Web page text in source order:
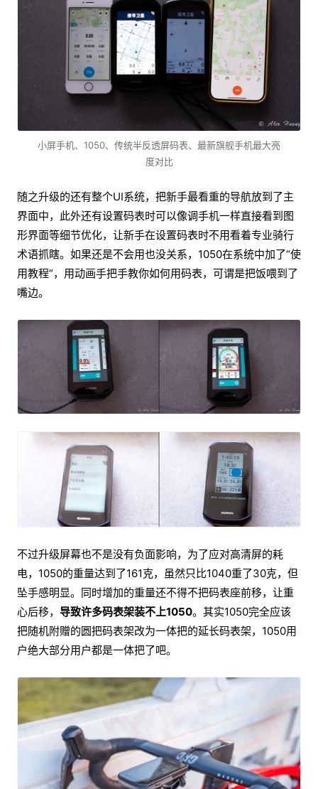
小屏手机、1050、传统半反透屏码表、最新旗舰手机最大亮
度对比
随之升级的还有整个UI系统，把新手最看重的导航放到了主
界面中，此外还有设置码表时可以像调手机一样直接看到图
形界面等细节优化，让新手在设置码表时不用看着专业骑行
术语抓瞎。如果还是不会用也没关系，1050在系统中加了“使
用教程”，用动画手把手教你如何用码表，可谓是把饭喂到了
嘴边。
不过升级屏幕也不是没有负面影响，为了应对高清屏的耗
电，1050的重量达到了161克，虽然只比1040重了30克，但
坠手感明显。同时增加的重量还不得不把码表座前移，让重
心后移， 导致许多码表架装不上1050。其实1050完全应该
把随机附赠的圆把码表架改为一体把的延长码表架，1050用
户绝大部分用户都是一体把了吧。